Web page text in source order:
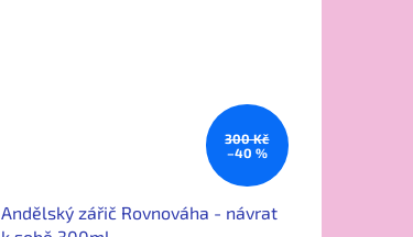
300 Kč
–40 %
Andělský zářič Rovnováha - návrat